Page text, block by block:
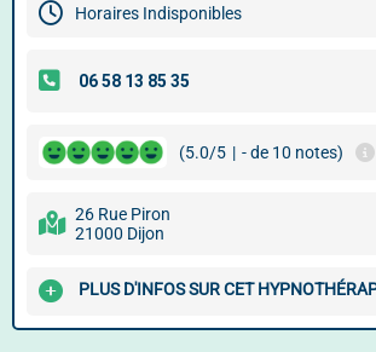
Horaires Indisponibles
(5.0/5 | - de 10 notes)
26 Rue Piron
21000 Dijon
PLUS D'INFOS SUR CET